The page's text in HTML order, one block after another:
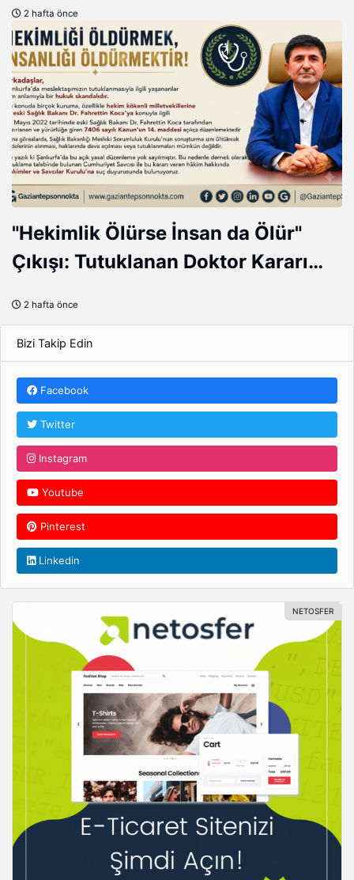
gördüm
2 hafta önce
"Hekimlik Ölürse İnsan da Ölür"
Çıkışı: Tutuklanan Doktor Kararı
2 hafta önce
Bizi Takip Edin
Facebook
Twitter
Instagram
Youtube
Pinterest
Linkedin